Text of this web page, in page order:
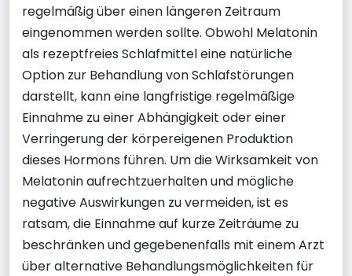
regelmäßig über einen längeren Zeitraum
eingenommen werden sollte. Obwohl Melatonin
als rezeptfreies Schlafmittel eine natürliche
Option zur Behandlung von Schlafstörungen
darstellt, kann eine langfristige regelmäßige
Einnahme zu einer Abhängigkeit oder einer
Verringerung der körpereigenen Produktion
dieses Hormons führen. Um die Wirksamkeit von
Melatonin aufrechtzuerhalten und mögliche
negative Auswirkungen zu vermeiden, ist es
ratsam, die Einnahme auf kurze Zeiträume zu
beschränken und gegebenenfalls mit einem Arzt
über alternative Behandlungsmöglichkeiten für